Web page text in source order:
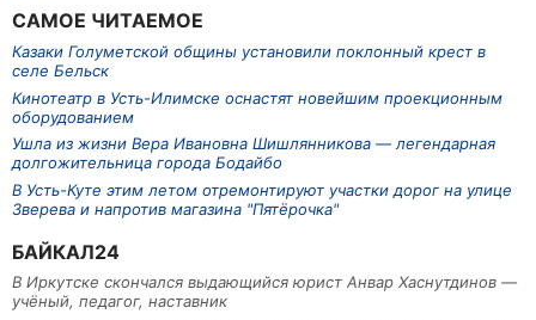
САМОЕ ЧИТАЕМОЕ
Казаки Голуметской общины установили поклонный крест в
селе Бельск
Кинотеатр в Усть-Илимске оснастят новейшим проекционным
оборудованием
Ушла из жизни Вера Ивановна Шишлянникова — легендарная
долгожительница города Бодайбо
В Усть-Куте этим летом отремонтируют участки дорог на улице
Зверева и напротив магазина "Пятёрочка"
БАЙКАЛ24
В Иркутске скончался выдающийся юрист Анвар Хаснутдинов —
учёный, педагог, наставник